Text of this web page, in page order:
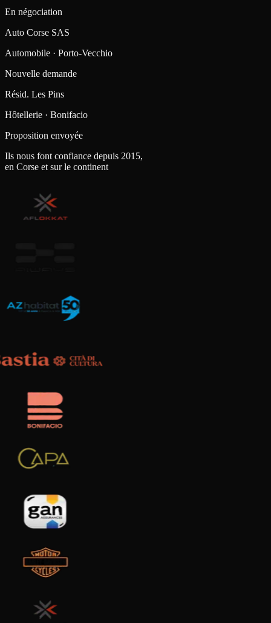
En négociation
Auto Corse SAS
Automobile · Porto-Vecchio
Nouvelle demande
Résid. Les Pins
Hôtellerie · Bonifacio
Proposition envoyée
Ils nous font confiance depuis 2015,
en Corse et sur le continent